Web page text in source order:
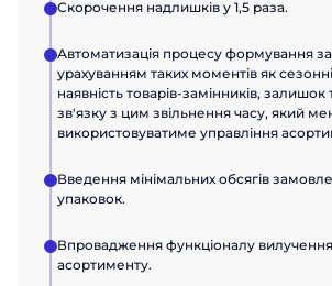
Скорочення надлишків у 1,5 раза.
Автоматизація процесу формування
урахуванням таких моментів як
наявність товарів-замінників,
зв'язку з цим звільнення часу, який
використовуватиме управління
Введення мінімальних обсягів
упаковок.
Впровадження функціоналу вилучення
асортименту.